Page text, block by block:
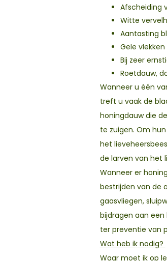
Afscheiding
Witte
Aantasting
Gele
Bij zeer
Roetdauw,
Wanneer u één
treft u vaak de
honingdauw die
te zuigen. Om
het
de larven van het
Wanneer er
bestrijden van de
gaasvliegen,
bijdragen aan
ter preventie van
Wat heb ik nodig?
Waar moet ik op